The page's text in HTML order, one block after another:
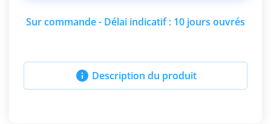
Sur commande - Délai indicatif : 10 jours ouvrés
 Description du produit